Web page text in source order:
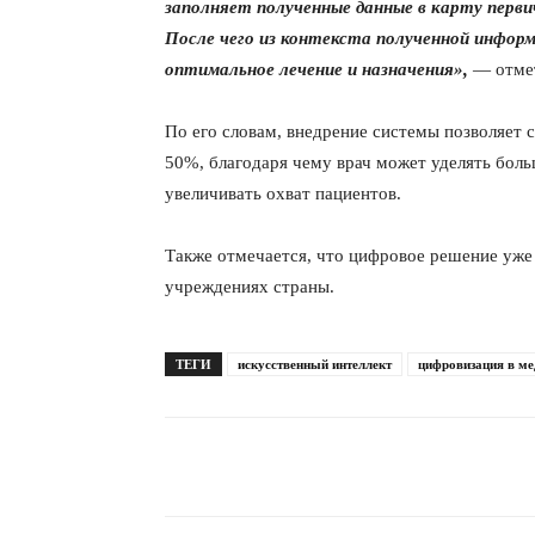
заполняет полученные данные в карту
После чего из контекста полученной
оптимальное лечение и назначения», —
По его словам, внедрение системы позволяет
50%, благодаря чему врач может уделять
увеличивать охват пациентов.
Также отмечается, что цифровое решение
учреждениях страны.
ТЕГИ искусственный интеллект цифровизация в